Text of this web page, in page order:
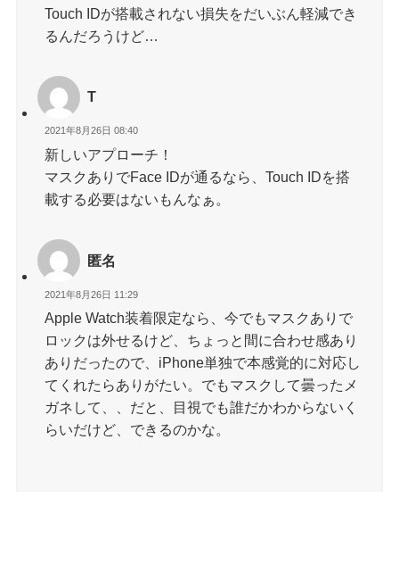
Touch IDが搭載されない損失をだいぶん軽減でき
るんだろうけど…
T
2021年8月26日 08:40
新しいアプローチ！
マスクありでFace IDが通るなら、Touch IDを搭
載する必要はないもんなぁ。
匿名
2021年8月26日 11:29
Apple Watch装着限定なら、今でもマスクありで
ロックは外せるけど、ちょっと間に合わせ感あり
ありだったので、iPhone単独で本感覚的に対応し
てくれたらありがたい。でもマスクして曇ったメ
ガネして、、だと、目視でも誰だかわからないく
らいだけど、できるのかな。